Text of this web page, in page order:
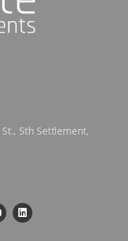
5th Settlement,